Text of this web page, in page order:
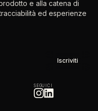
e alla catena di
ed esperienze
SEGUICI